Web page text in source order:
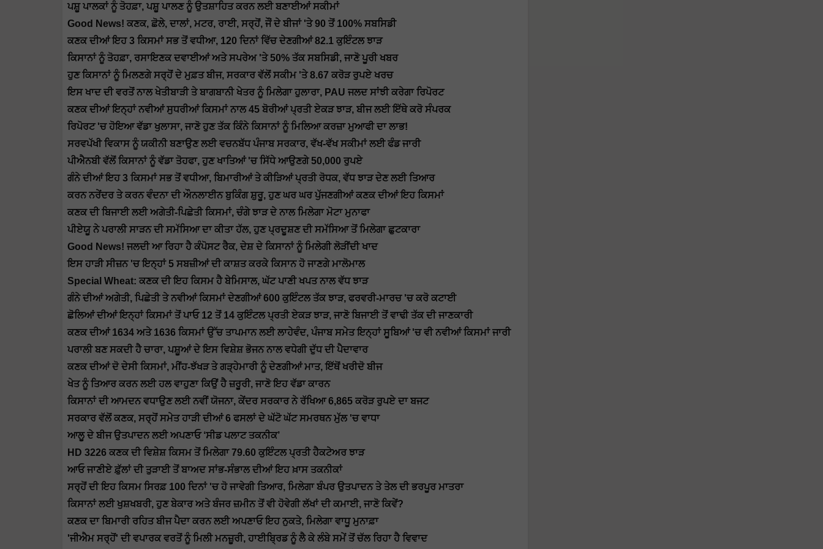
ਪਸ਼ੂ ਪਾਲਕਾਂ ਨੂੰ ਤੋਹਫ਼ਾ, ਪਸ਼ੂ ਪਾਲਣ ਨੂੰ ਉਤਸ਼ਾਹਿਤ ਕਰਨ ਲਈ ਬਣਾਈਆਂ ਸਕੀਮਾਂ
Good News! ਕਣਕ, ਛੋਲੇ, ਦਾਲਾਂ, ਮਟਰ, ਰਾਈ, ਸਰ੍ਹੋਂ, ਜੌਂ ਦੇ ਬੀਜਾਂ 'ਤੇ 90 ਤੋਂ 100% ਸਬਸਿਡੀ
ਕਣਕ ਦੀਆਂ ਇਹ 3 ਕਿਸਮਾਂ ਸਭ ਤੋਂ ਵਧੀਆ, 120 ਦਿਨਾਂ ਵਿੱਚ ਦੇਣਗੀਆਂ 82.1 ਕੁਇੰਟਲ ਝਾੜ
ਕਿਸਾਨਾਂ ਨੂੰ ਤੋਹਫ਼ਾ, ਰਸਾਇਣਕ ਦਵਾਈਆਂ ਅਤੇ ਸਪਰੇਅ 'ਤੇ 50% ਤੱਕ ਸਬਸਿਡੀ, ਜਾਣੋ ਪੂਰੀ ਖਬਰ
ਹੁਣ ਕਿਸਾਨਾਂ ਨੂੰ ਮਿਲਣਗੇ ਸਰ੍ਹੋਂ ਦੇ ਮੁਫ਼ਤ ਬੀਜ, ਸਰਕਾਰ ਵੱਲੋਂ ਸਕੀਮ 'ਤੇ 8.67 ਕਰੋੜ ਰੁਪਏ ਖਰਚ
ਇਸ ਖਾਦ ਦੀ ਵਰਤੋਂ ਨਾਲ ਖੇਤੀਬਾੜੀ ਤੇ ਬਾਗਬਾਨੀ ਖੇਤਰ ਨੂੰ ਮਿਲੇਗਾ ਹੁਲਾਰਾ, PAU ਜਲਦ ਸਾਂਝੀ ਕਰੇਗਾ ਰਿਪੋਰਟ
ਕਣਕ ਦੀਆਂ ਇਨ੍ਹਾਂ ਨਵੀਆਂ ਸੁਧਰੀਆਂ ਕਿਸਮਾਂ ਨਾਲ 45 ਬੋਰੀਆਂ ਪ੍ਰਤੀ ਏਕੜ ਝਾੜ, ਬੀਜ ਲਈ ਇੱਥੇ ਕਰੋ ਸੰਪਰਕ
ਰਿਪੋਰਟ 'ਚ ਹੋਇਆ ਵੱਡਾ ਖੁਲਾਸਾ, ਜਾਣੋ ਹੁਣ ਤੱਕ ਕਿੰਨੇ ਕਿਸਾਨਾਂ ਨੂੰ ਮਿਲਿਆ ਕਰਜ਼ਾ ਮੁਆਫੀ ਦਾ ਲਾਭ!
ਸਰਵਪੱਖੀ ਵਿਕਾਸ ਨੂੰ ਯਕੀਨੀ ਬਣਾਉਣ ਲਈ ਵਚਨਬੱਧ ਪੰਜਾਬ ਸਰਕਾਰ, ਵੱਖ-ਵੱਖ ਸਕੀਮਾਂ ਲਈ ਫੰਡ ਜਾਰੀ
ਪੀਐਨਬੀ ਵੱਲੋਂ ਕਿਸਾਨਾਂ ਨੂੰ ਵੱਡਾ ਤੋਹਫਾ, ਹੁਣ ਖਾਤਿਆਂ 'ਚ ਸਿੱਧੇ ਆਉਣਗੇ 50,000 ਰੁਪਏ
ਗੰਨੇ ਦੀਆਂ ਇਹ 3 ਕਿਸਮਾਂ ਸਭ ਤੋਂ ਵਧੀਆ, ਬਿਮਾਰੀਆਂ ਤੇ ਕੀੜਿਆਂ ਪ੍ਰਤੀ ਰੋਧਕ, ਵੱਧ ਝਾੜ ਦੇਣ ਲਈ ਤਿਆਰ
ਕਰਨ ਨਰੇਂਦਰ ਤੇ ਕਰਨ ਵੰਦਨਾ ਦੀ ਔਨਲਾਈਨ ਬੁਕਿੰਗ ਸ਼ੁਰੂ, ਹੁਣ ਘਰ ਘਰ ਪੁੱਜਣਗੀਆਂ ਕਣਕ ਦੀਆਂ ਇਹ ਕਿਸਮਾਂ
ਕਣਕ ਦੀ ਬਿਜਾਈ ਲਈ ਅਗੇਤੀ-ਪਿਛੇਤੀ ਕਿਸਮਾਂ, ਚੰਗੇ ਝਾੜ ਦੇ ਨਾਲ ਮਿਲੇਗਾ ਮੋਟਾ ਮੁਨਾਫਾ
ਪੀਏਯੂ ਨੇ ਪਰਾਲੀ ਸਾੜਨ ਦੀ ਸਮੱਸਿਆ ਦਾ ਕੀਤਾ ਹੱਲ, ਹੁਣ ਪ੍ਰਦੂਸ਼ਣ ਦੀ ਸਮੱਸਿਆ ਤੋਂ ਮਿਲੇਗਾ ਛੁਟਕਾਰਾ
Good News! ਜਲਦੀ ਆ ਰਿਹਾ ਹੈ ਕੰਪੋਸਟ ਰੈਕ, ਦੇਸ਼ ਦੇ ਕਿਸਾਨਾਂ ਨੂੰ ਮਿਲੇਗੀ ਲੋੜੀਂਦੀ ਖਾਦ
ਇਸ ਹਾੜੀ ਸੀਜ਼ਨ 'ਚ ਇਨ੍ਹਾਂ 5 ਸਬਜ਼ੀਆਂ ਦੀ ਕਾਸ਼ਤ ਕਰਕੇ ਕਿਸਾਨ ਹੋ ਜਾਣਗੇ ਮਾਲੋਮਾਲ
Special Wheat: ਕਣਕ ਦੀ ਇਹ ਕਿਸਮ ਹੈ ਬੇਮਿਸਾਲ, ਘੱਟ ਪਾਣੀ ਖਪਤ ਨਾਲ ਵੱਧ ਝਾੜ
ਗੰਨੇ ਦੀਆਂ ਅਗੇਤੀ, ਪਿਛੇਤੀ ਤੇ ਨਵੀਆਂ ਕਿਸਮਾਂ ਦੇਣਗੀਆਂ 600 ਕੁਇੰਟਲ ਤੱਕ ਝਾੜ, ਫਰਵਰੀ-ਮਾਰਚ 'ਚ ਕਰੋ ਕਟਾਈ
ਛੋਲਿਆਂ ਦੀਆਂ ਇਨ੍ਹਾਂ ਕਿਸਮਾਂ ਤੋਂ ਪਾਓ 12 ਤੋਂ 14 ਕੁਇੰਟਲ ਪ੍ਰਤੀ ਏਕੜ ਝਾੜ, ਜਾਣੋ ਬਿਜਾਈ ਤੋਂ ਵਾਢੀ ਤੱਕ ਦੀ ਜਾਣਕਾਰੀ
ਕਣਕ ਦੀਆਂ 1634 ਅਤੇ 1636 ਕਿਸਮਾਂ ਉੱਚ ਤਾਪਮਾਨ ਲਈ ਲਾਹੇਵੰਦ, ਪੰਜਾਬ ਸਮੇਤ ਇਨ੍ਹਾਂ ਸੂਬਿਆਂ 'ਚ ਵੀ ਨਵੀਆਂ ਕਿਸਮਾਂ ਜਾਰੀ
ਪਰਾਲੀ ਬਣ ਸਕਦੀ ਹੈ ਚਾਰਾ, ਪਸ਼ੂਆਂ ਦੇ ਇਸ ਵਿਸ਼ੇਸ਼ ਭੋਜਨ ਨਾਲ ਵਧੇਗੀ ਦੁੱਧ ਦੀ ਪੈਦਾਵਾਰ
ਕਣਕ ਦੀਆਂ ਦੋ ਦੇਸੀ ਕਿਸਮਾਂ, ਮੀਂਹ-ਝੱਖੜ ਤੇ ਗੜ੍ਹੇਮਾਰੀ ਨੂੰ ਦੇਣਗੀਆਂ ਮਾਤ, ਇੱਥੋਂ ਖਰੀਦੋ ਬੀਜ
ਖੇਤ ਨੂੰ ਤਿਆਰ ਕਰਨ ਲਈ ਹਲ ਵਾਹੁਣਾ ਕਿਉਂ ਹੈ ਜ਼ਰੂਰੀ, ਜਾਣੋ ਇਹ ਵੱਡਾ ਕਾਰਨ
ਕਿਸਾਨਾਂ ਦੀ ਆਮਦਨ ਵਧਾਉਣ ਲਈ ਨਵੀਂ ਯੋਜਨਾ, ਕੇਂਦਰ ਸਰਕਾਰ ਨੇ ਰੱਖਿਆ 6,865 ਕਰੋੜ ਰੁਪਏ ਦਾ ਬਜਟ
ਸਰਕਾਰ ਵੱਲੋਂ ਕਣਕ, ਸਰ੍ਹੋਂ ਸਮੇਤ ਹਾੜੀ ਦੀਆਂ 6 ਫਸਲਾਂ ਦੇ ਘੱਟੋ ਘੱਟ ਸਮਰਥਨ ਮੁੱਲ 'ਚ ਵਾਧਾ
ਆਲੂ ਦੇ ਬੀਜ ਉਤਪਾਦਨ ਲਈ ਅਪਣਾਓ ‘ਸੀਡ ਪਲਾਟ ਤਕਨੀਕ’
HD 3226 ਕਣਕ ਦੀ ਵਿਸ਼ੇਸ਼ ਕਿਸਮ ਤੋਂ ਮਿਲੇਗਾ 79.60 ਕੁਇੰਟਲ ਪ੍ਰਤੀ ਹੈਕਟੇਅਰ ਝਾੜ
ਆਓ ਜਾਣੀਏ ਫ਼ੁੱਲਾਂ ਦੀ ਤੁੜਾਈ ਤੋਂ ਬਾਅਦ ਸਾਂਭ-ਸੰਭਾਲ ਦੀਆਂ ਇਹ ਖ਼ਾਸ ਤਕਨੀਕਾਂ
ਸਰ੍ਹੋਂ ਦੀ ਇਹ ਕਿਸਮ ਸਿਰਫ਼ 100 ਦਿਨਾਂ 'ਚ ਹੋ ਜਾਵੇਗੀ ਤਿਆਰ, ਮਿਲੇਗਾ ਬੰਪਰ ਉਤਪਾਦਨ ਤੇ ਤੇਲ ਦੀ ਭਰਪੂਰ ਮਾਤਰਾ
ਕਿਸਾਨਾਂ ਲਈ ਖੁਸ਼ਖਬਰੀ, ਹੁਣ ਬੇਕਾਰ ਅਤੇ ਬੰਜਰ ਜ਼ਮੀਨ ਤੋਂ ਵੀ ਹੋਵੇਗੀ ਲੱਖਾਂ ਦੀ ਕਮਾਈ, ਜਾਣੋ ਕਿਵੇਂ?
ਕਣਕ ਦਾ ਬਿਮਾਰੀ ਰਹਿਤ ਬੀਜ ਪੈਦਾ ਕਰਨ ਲਈ ਅਪਣਾਓ ਇਹ ਨੁਕਤੇ, ਮਿਲੇਗਾ ਵਾਧੂ ਮੁਨਾਫ਼ਾ
'ਜੀਐਮ ਸਰ੍ਹੋਂ' ਦੀ ਵਪਾਰਕ ਵਰਤੋਂ ਨੂੰ ਮਿਲੀ ਮਨਜ਼ੂਰੀ, ਹਾਈਬ੍ਰਿਡ ਨੂੰ ਲੈ ਕੇ ਲੰਬੇ ਸਮੇਂ ਤੋਂ ਚੱਲ ਰਿਹਾ ਹੈ ਵਿਵਾਦ